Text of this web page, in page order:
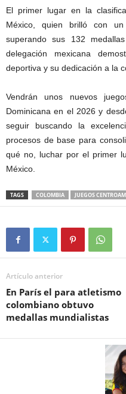
El primer lugar en la
México, quien brilló con
superando sus 132
delegación mexicana
deportiva y su dedicación a la
Vendrán unos nuevos
Dominicana en el 2026 y
seguir buscando la
procesos de base para
qué no, luchar por el primer
México.
TAGS COLOMBIA JUEGOS
Artículo anterior
En París el para atletismo
colombiano obtuvo
medallas mundialistas